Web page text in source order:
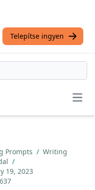
Telepítse ingyen
Prompts / Writing
/
19, 2023
637